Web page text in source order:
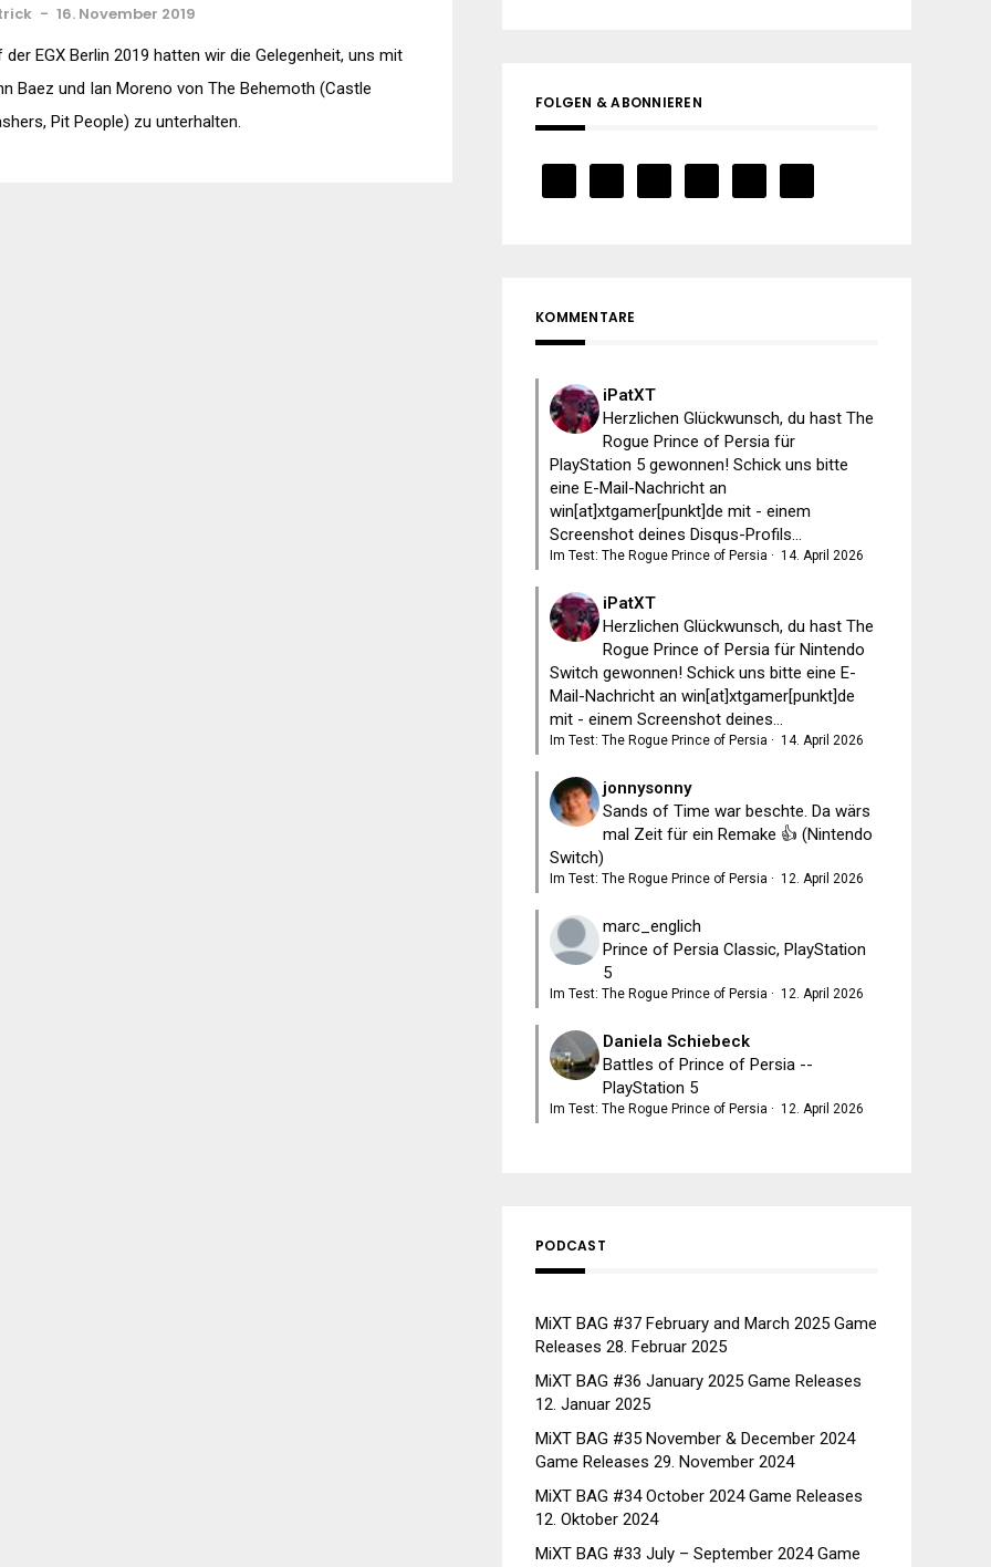
- 16. November 2019
der EGX Berlin 2019 hatten wir die Gelegenheit, uns mit
Baez und Ian Moreno von The Behemoth (Castle
Pit People) zu unterhalten.
FOLGEN & ABONNIEREN
KOMMENTARE
iPatXT
Herzlichen Glückwunsch, du hast The
Rogue Prince of Persia für
PlayStation 5 gewonnen! Schick uns bitte
eine E-Mail-Nachricht an
win[at]xtgamer[punkt]de mit - einem
Screenshot deines Disqus-Profils...
Im Test: The Rogue Prince of Persia · 14. April 2026
iPatXT
Herzlichen Glückwunsch, du hast The
Rogue Prince of Persia für Nintendo
Switch gewonnen! Schick uns bitte eine E-
Mail-Nachricht an win[at]xtgamer[punkt]de
mit - einem Screenshot deines...
Im Test: The Rogue Prince of Persia · 14. April 2026
jonnysonny
Sands of Time war beschte. Da wärs
mal Zeit für ein Remake 👍 (Nintendo
Switch)
Im Test: The Rogue Prince of Persia · 12. April 2026
marc_englich
Prince of Persia Classic, PlayStation
5
Im Test: The Rogue Prince of Persia · 12. April 2026
Daniela Schiebeck
Battles of Prince of Persia --
PlayStation 5
Im Test: The Rogue Prince of Persia · 12. April 2026
PODCAST
MiXT BAG #37 February and March 2025 Game
Releases 28. Februar 2025
MiXT BAG #36 January 2025 Game Releases
12. Januar 2025
MiXT BAG #35 November & December 2024
Game Releases 29. November 2024
MiXT BAG #34 October 2024 Game Releases
12. Oktober 2024
MiXT BAG #33 July – September 2024 Game